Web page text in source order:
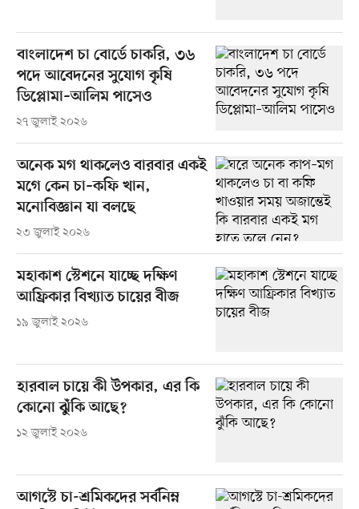
বাংলাদেশ চা বোর্ডে চাকরি, ৩৬
পদে আবেদনের সুযোগ কৃষি
ডিপ্লোমা–আলিম পাসেও
২৭ জুলাই ২০২৬
অনেক মগ থাকলেও বারবার একই
মগে কেন চা–কফি খান,
মনোবিজ্ঞান যা বলছে
২৩ জুলাই ২০২৬
মহাকাশ স্টেশনে যাচ্ছে দক্ষিণ
আফ্রিকার বিখ্যাত চায়ের বীজ
১৯ জুলাই ২০২৬
হারবাল চায়ে কী উপকার, এর কি
কোনো ঝুঁকি আছে?
১২ জুলাই ২০২৬
আগস্টে চা-শ্রমিকদের সর্বনিম্ন